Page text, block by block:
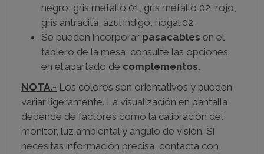
negro, gris metallo 01, gris metallo 02, rojo,
gris antracita, azul índigo, nogal 02.
Se pueden incorporar pasacables en el
tablero de la mesa, consulte las opciones
en el apartado de complementos.
NOTA.- Los colores son orientativos y pueden
variar ligeramente. La visualización en pantalla
depende de factores como la calibración del
monitor, luz ambiental y ángulo de visión. Si
necesitas información precisa, contacta con